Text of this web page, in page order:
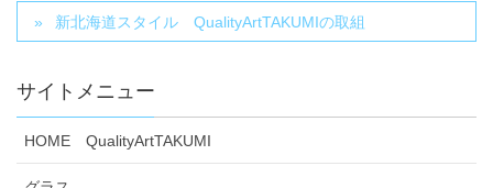
新北海道スタイル QualityArtTAKUMIの取組
サイトメニュー
HOME QualityArtTAKUMI